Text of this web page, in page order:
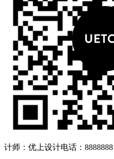
计师：优上设计电话：8888888